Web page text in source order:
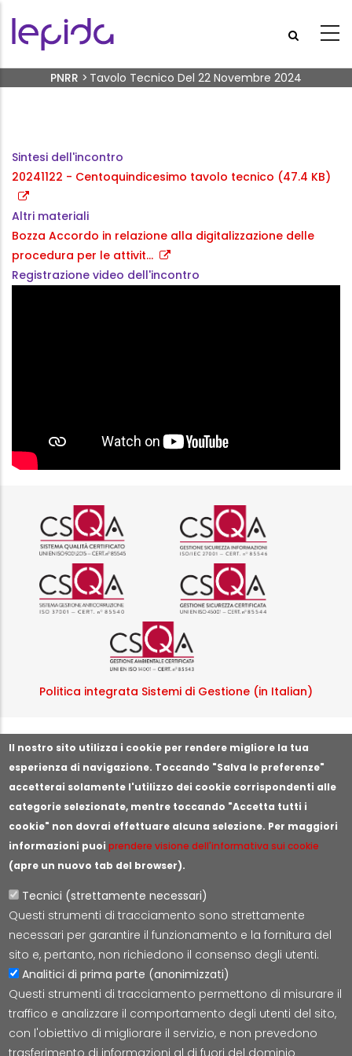
Il nostro sito utilizza i cookie per rendere migliore la tua
esperienza di navigazione. Toccando "Salva le preferenze"
accetterai solamente l'utilizzo dei cookie corrispondenti alle
categorie selezionate, mentre toccando "Accetta tutti i
cookie" non dovrai effettuare alcuna selezione. Per maggiori
informazioni puoiprendere visione dell'informativa sui cookie
(apre un nuovo tab del browser).
Tecnici (strettamente necessari)
Questi strumenti di tracciamento sono strettamente
necessari per garantire il funzionamento e la fornitura del
sito e, pertanto, non richiedono il consenso degli utenti.
Analitici di prima parte (anonimizzati)
Questi strumenti di tracciamento permettono di misurare il
traffico e analizzare il comportamento degli utenti del sito,
con l'obiettivo di migliorare il servizio, e non prevedono
trasferimento di informazioni al di fuori del dominio
Briciole di pane
PNRR > Tavolo Tecnico Del 22 Novembre 2024
Sintesi dell'incontro
20241122 - Centoquindicesimo tavolo tecnico (47.4 KB)
Altri materiali
Bozza Accordo in relazione alla digitalizzazione delle
procedura per le attivit…
Registrazione video dell'incontro
Logo certificazione ISO 9001
Logo
Logo certificazione ISO 37001
Logo
Logo certificazione ISO
Politica integrata Sistemi di Gestione (in Italian)
Segnala illeciti o irregolarità
Lepida S.c.p.A.
Via della Liberazione 15, 40128 Bologna
E-mail: segreteria@lepida.it
PEC:
segreteria@pec.lepida.it
Capitale Sociale i.v. ad oggi € 69.881.000,00
P.IVA/CF 02770891204